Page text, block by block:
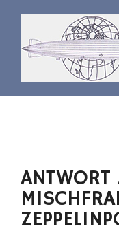
springen
ANTWORT